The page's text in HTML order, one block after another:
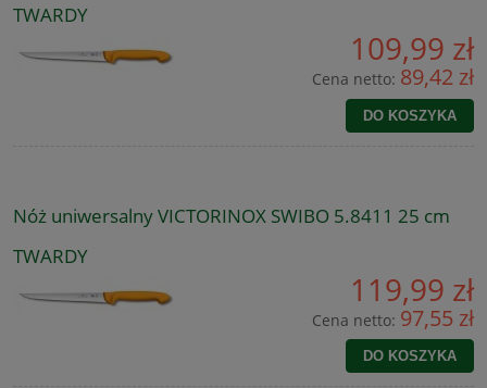
TWARDY
109,99 zł
Cena netto: 89,42 zł
DO KOSZYKA
Nóż uniwersalny VICTORINOX SWIBO 5.8411 25 cm
TWARDY
119,99 zł
Cena netto: 97,55 zł
DO KOSZYKA